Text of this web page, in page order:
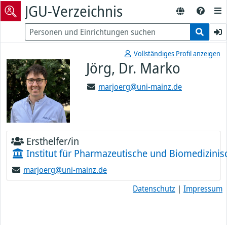
JGU-Verzeichnis
Vollständiges Profil anzeigen
Jörg, Dr. Marko
marjoerg@uni-mainz.de
Ersthelfer/in
Institut für Pharmazeutische und
marjoerg@uni-mainz.de
Datenschutz | Impressum